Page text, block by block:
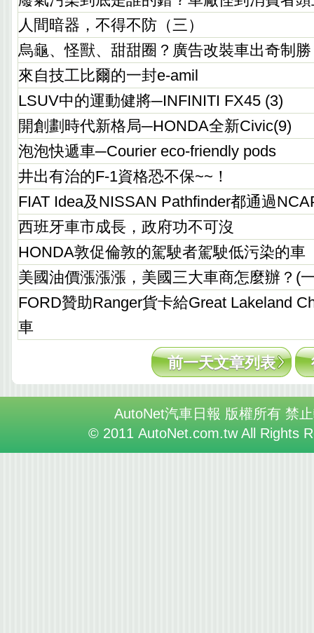
人間暗器，不得不防（三）
烏龜、怪獸、甜甜圈？廣告改裝車出奇制
來自技工比爾的一封e-amil
LSUV中的運動健將─INFINITI FX45 (3)
開創劃時代新格局─HONDA全新Civic(9)
泡泡快遞車─Courier eco-friendly pods
井出有治的F-1資格恐不保~~！
FIAT Idea及NISSAN Pathfinder都通過
西班牙車市成長，政府功不可沒
HONDA敦促倫敦的駕駛者駕駛低污染的車
美國油價漲漲漲，美國三大車商怎麼辦？(
FORD贊助Ranger貨卡給Great Lakeland
車
前一天文章列表
AutoNet汽車日報 版權所有 禁
© 2011 AutoNet.com.tw All Rights